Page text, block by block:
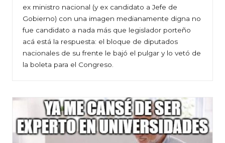
ex ministro nacional (y ex candidato a Jefe de
Gobierno) con una imagen medianamente digna no
fue candidato a nada más que legislador porteño
acá está la respuesta: el bloque de diputados
nacionales de su frente le bajó el pulgar y lo vetó de
la boleta para el Congreso.